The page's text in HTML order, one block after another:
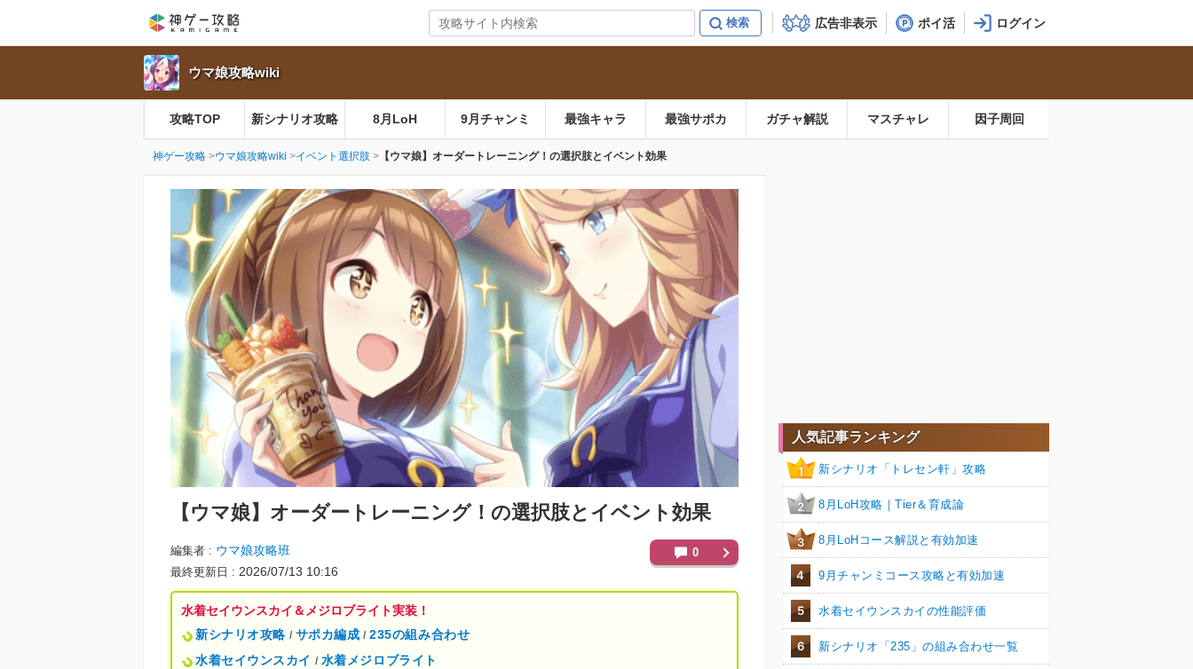
広告非表示 ポイ活
ウマ娘攻略wiki
攻略TOP 新シナリオ攻略 8月LoH 9月チャンミ 最強キャラ 最強サポカ ガチャ解説 マスチャレ 因子周回
神ゲー攻略 ウマ娘攻略wiki イベント選択肢 【ウマ娘】オーダートレーニング！の選択肢とイベント効果
【ウマ娘】 オーダートレーニング！の選択肢とイベント効果
編集者 ウマ娘攻略班
最終更新日 2026/07/13 10:16
0
水着セイウンスカイ＆メジロブライト実装！
新シナリオ攻略 / サポカ編成 / 235の組み合わせ
水着セイウンスカイ / 水着メジロブライト
人気記事ランキング
1 新シナリオ「トレセン軒」攻略
2 8月LoH攻略｜Tier＆育成論
3 8月LoHコース解説と有効加速
4 9月チャンミコース攻略と有効加速
5 水着セイウンスカイの性能評価
6 新シナリオ「235」の組み合わせ一覧